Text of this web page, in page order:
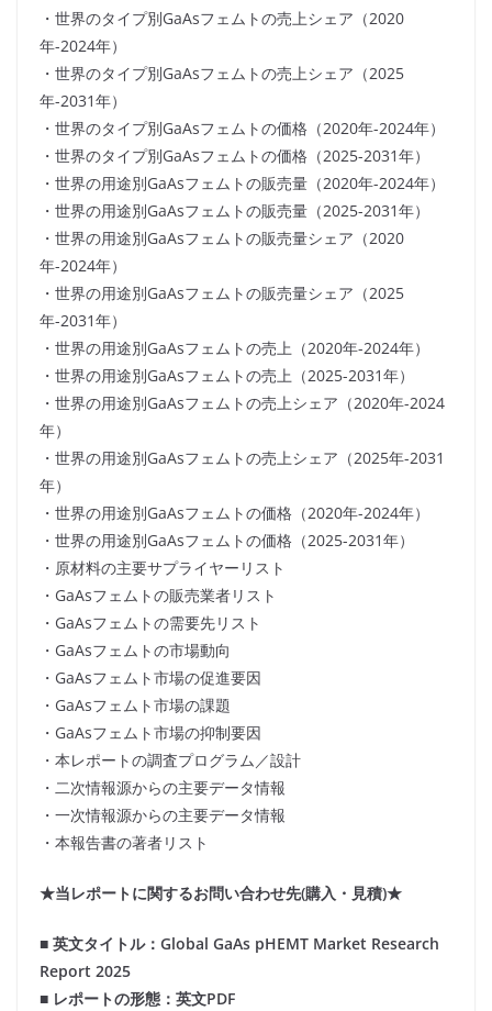
・世界のタイプ別GaAsフェムトの売上シェア（2020
年-2024年）
・世界のタイプ別GaAsフェムトの売上シェア（2025
年-2031年）
・世界のタイプ別GaAsフェムトの価格（2020年-2024年）
・世界のタイプ別GaAsフェムトの価格（2025-2031年）
・世界の用途別GaAsフェムトの販売量（2020年-2024年）
・世界の用途別GaAsフェムトの販売量（2025-2031年）
・世界の用途別GaAsフェムトの販売量シェア（2020
年-2024年）
・世界の用途別GaAsフェムトの販売量シェア（2025
年-2031年）
・世界の用途別GaAsフェムトの売上（2020年-2024年）
・世界の用途別GaAsフェムトの売上（2025-2031年）
・世界の用途別GaAsフェムトの売上シェア（2020年-2024
年）
・世界の用途別GaAsフェムトの売上シェア（2025年-2031
年）
・世界の用途別GaAsフェムトの価格（2020年-2024年）
・世界の用途別GaAsフェムトの価格（2025-2031年）
・原材料の主要サプライヤーリスト
・GaAsフェムトの販売業者リスト
・GaAsフェムトの需要先リスト
・GaAsフェムトの市場動向
・GaAsフェムト市場の促進要因
・GaAsフェムト市場の課題
・GaAsフェムト市場の抑制要因
・本レポートの調査プログラム／設計
・二次情報源からの主要データ情報
・一次情報源からの主要データ情報
・本報告書の著者リスト
★当レポートに関するお問い合わせ先(購入・見積)★
■ 英文タイトル：Global GaAs pHEMT Market Research
Report 2025
■ レポートの形態：英文PDF